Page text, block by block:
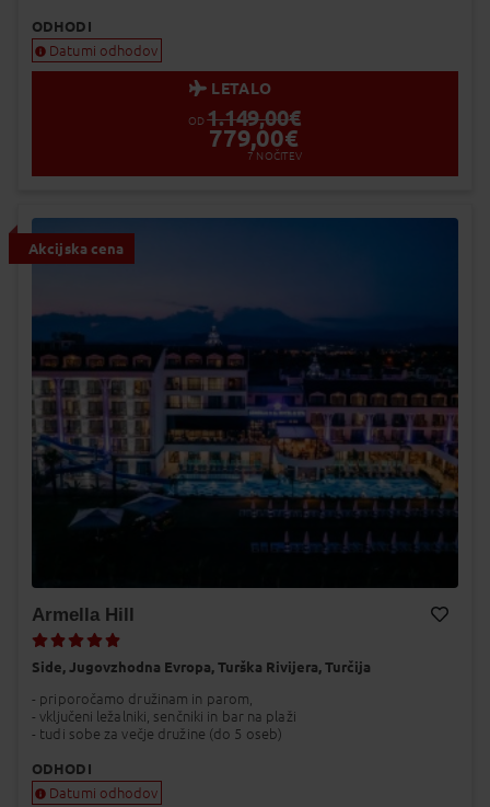
ODHODI
Datumi odhodov
LETALO
OD1.149,00€
779,00€
7 NOČITEV
Akcijska cena
Armella Hill
Side, Jugovzhodna Evropa, Turška Rivijera, Turčija
- priporočamo družinam in parom,
- vključeni ležalniki, senčniki in bar na plaži
- tudi sobe za večje družine (do 5 oseb)
ODHODI
Datumi odhodov